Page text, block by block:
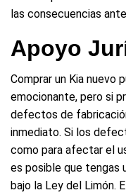
las consecuencias
Apoyo
Comprar un Kia nuevo
emocionante, pero si
defectos de
inmediato. Si los
como para afectar el
es posible que tengas
bajo la Ley del Limón.